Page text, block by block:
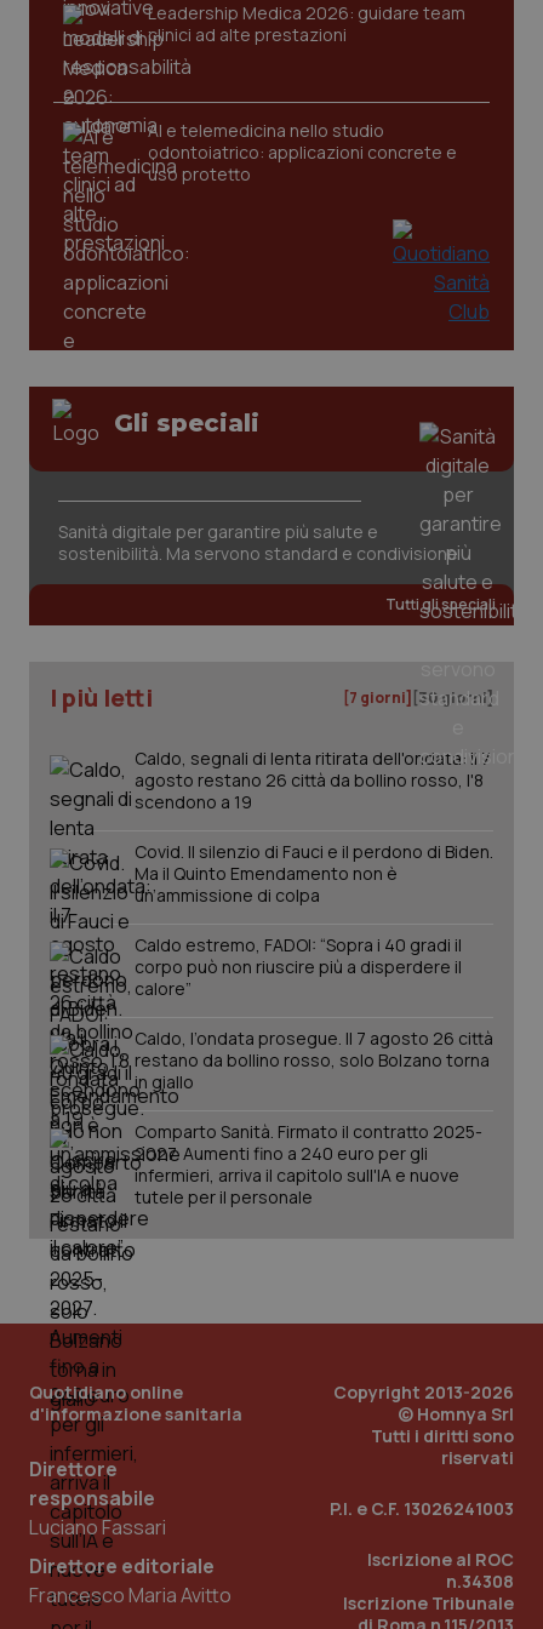
Leadership Medica 2026: guidare team
clinici ad alte prestazioni
AI e telemedicina nello studio
odontoiatrico: applicazioni concrete e
uso protetto
Gli speciali
Sanità digitale per garantire più salute e
sostenibilità. Ma servono standard e condivisione
Tutti gli speciali
I più letti [7 giorni] [30 giorni]
Caldo, segnali di lenta ritirata dell'ondata: il 7
agosto restano 26 città da bollino rosso, l'8
scendono a 19
Covid. Il silenzio di Fauci e il perdono di Biden.
Ma il Quinto Emendamento non è
un’ammissione di colpa
Caldo estremo, FADOI: “Sopra i 40 gradi il
corpo può non riuscire più a disperdere il
calore”
Caldo, l’ondata prosegue. Il 7 agosto 26 città
restano da bollino rosso, solo Bolzano torna
in giallo
Comparto Sanità. Firmato il contratto 2025-
2027. Aumenti fino a 240 euro per gli
infermieri, arriva il capitolo sull'IA e nuove
tutele per il personale
Quotidiano online
d'informazione sanitaria
Direttore
responsabile
Luciano Fassari
Direttore editoriale
Francesco Maria Avitto
Copyright 2013-2026
© Homnya Srl
Tutti i diritti sono
riservati
P.I. e C.F. 13026241003
Iscrizione al ROC
n.34308
Iscrizione Tribunale
www.quotidianosanita.it
tracking-sites-ironfish-
session-id
www.quotidianosanita.it
_ga
.quotidianosanita.it
PHPSESSID